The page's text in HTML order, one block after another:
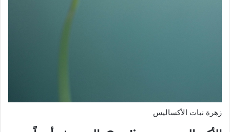
زهرة نبات الأكساليس